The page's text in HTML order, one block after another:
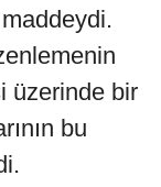
üzerinde bir
bu